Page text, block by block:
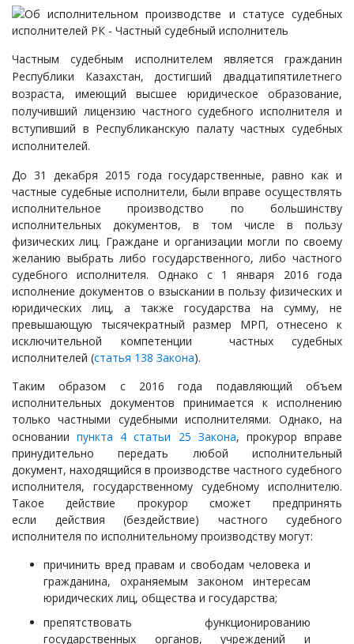
Частным судебным исполнителем является гражданин
Республики Казахстан, достигший двадцатипятилетнего
возраста, имеющий высшее юридическое образование,
получивший лицензию частного судебного исполнителя и
вступивший в Республиканскую палату частных судебных
исполнителей.
До 31 декабря 2015 года государственные, равно как и
частные судебные исполнители, были вправе осуществлять
исполнительное производство по большинству
исполнительных документов, в том числе в пользу
физических лиц. Граждане и организации могли по своему
желанию выбрать либо государственного, либо частного
судебного исполнителя. Однако с 1 января 2016 года
исполнение документов о взыскании в пользу физических и
юридических лиц, а также государства на сумму, не
превышающую тысячекратный размер МРП, отнесено к
исключительной компетенции частных судебных
исполнителей (статья 138 Закона).
Таким образом с 2016 года подавляющий объем
исполнительных документов принимается к исполнению
только частными судебными исполнителями. Однако, на
основании пункта 4 статьи 25 Закона, прокурор вправе
принудительно передать любой исполнительный
документ, находящийся в производстве частного судебного
исполнителя, государственному судебному исполнителю.
Такое действие прокурор сможет предпринять
если действия (бездействие) частного судебного
исполнителя по исполнительному производству могут:
причинить вред правам и свободам человека и
гражданина, охраняемым законом интересам
юридических лиц, общества и государства;
препятствовать функционированию
государственных органов, учреждений и